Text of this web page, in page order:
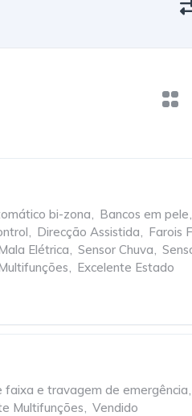
bi-zona, Bancos em pele,
, Direcção Assistida, Farois
Elétrica, Sensor Chuva,
, Excelente Estado
faixa e travagem de emergência,
Multifunções, Vendido